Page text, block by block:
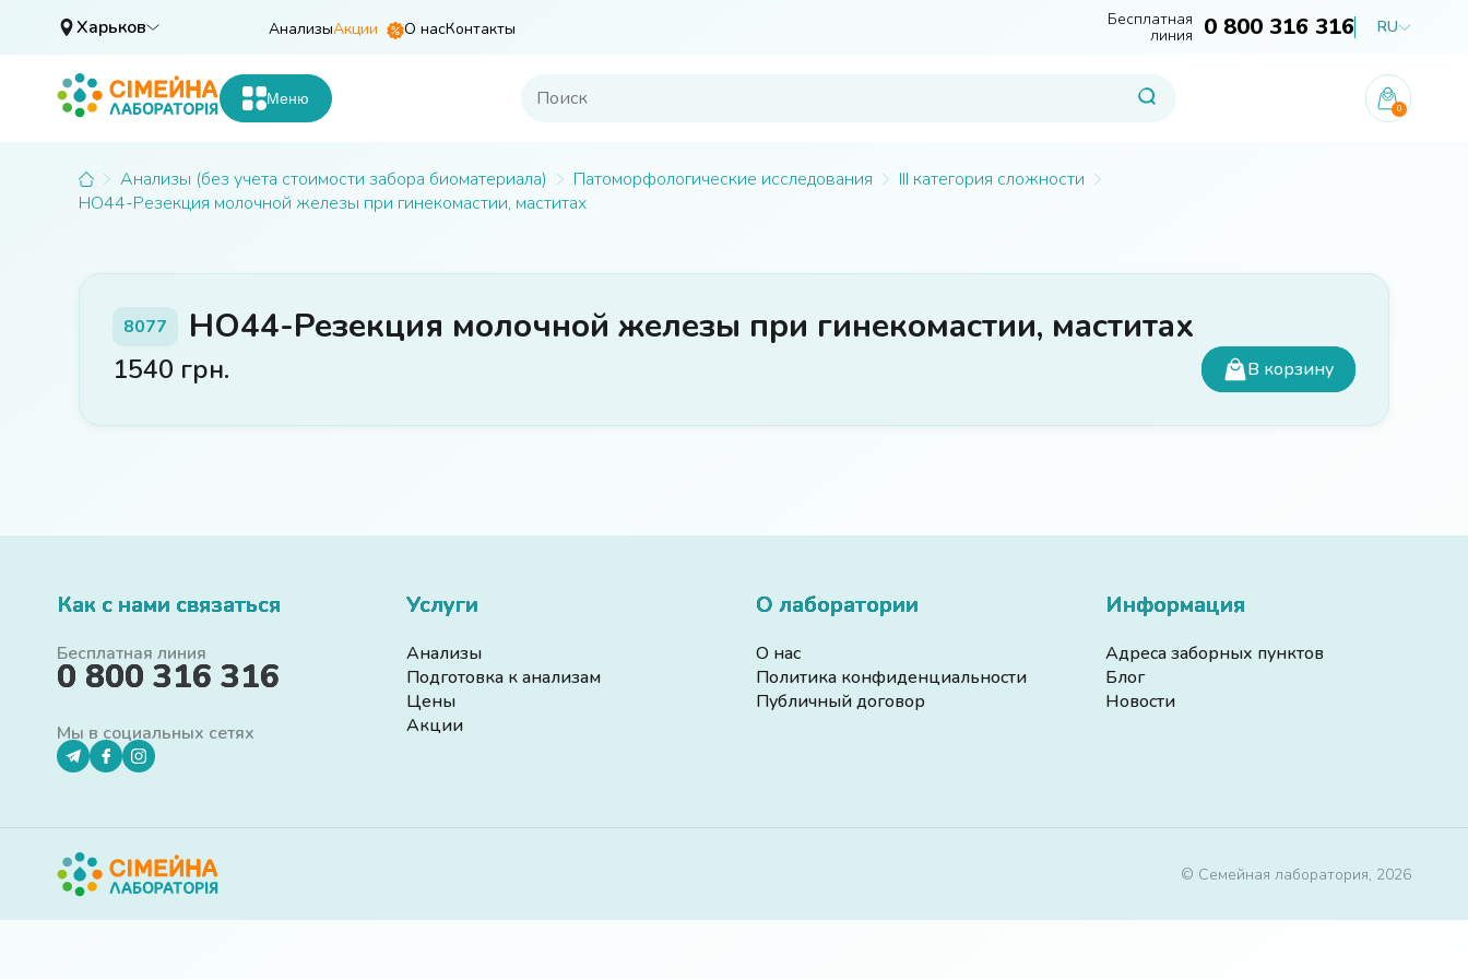
Харьков АнализыАкции О насКонтакты Бесплатная
линия 0 800 316 316 RU
Меню
0
Анализы (без учета стоимости забора биоматериала) Патоморфологические исследования
III категория сложности
HO44-Резекция молочной железы при гинекомастии, маститах
8077 HO44-Резекция молочной железы при гинекомастии, маститах
1540 грн. В корзину
Как с нами связаться
Бесплатная линия
0 800 316 316
Мы в социальных сетях
Услуги
Анализы
Подготовка к анализам
Цены
Акции
О лаборатории
О нас
Политика конфиденциальности
Публичный договор
Информация
Адреса заборных пунктов
Блог
Новости
© Семейная лаборатория, 2026